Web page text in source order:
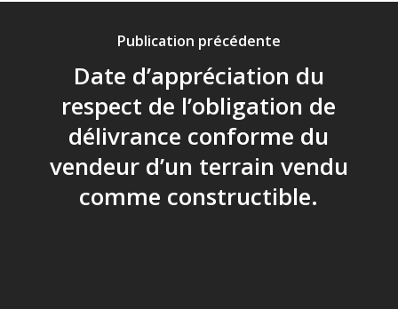
Publication précédente
Date d’appréciation du
respect de l’obligation de
délivrance conforme du
vendeur d’un terrain vendu
comme constructible.